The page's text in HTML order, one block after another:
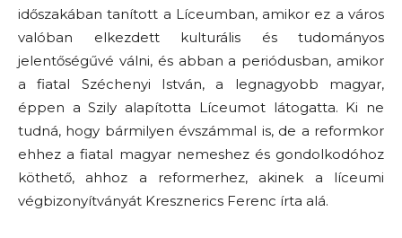
időszakában tanított a Líceumban, amikor ez a város
valóban elkezdett kulturális és tudományos
jelentőségűvé válni, és abban a periódusban, amikor
a fiatal Széchenyi István, a legnagyobb magyar,
éppen a Szily alapította Líceumot látogatta. Ki ne
tudná, hogy bármilyen évszámmal is, de a reformkor
ehhez a fiatal magyar nemeshez és gondolkodóhoz
köthető, ahhoz a reformerhez, akinek a líceumi
végbizonyítványát Kresznerics Ferenc írta alá.